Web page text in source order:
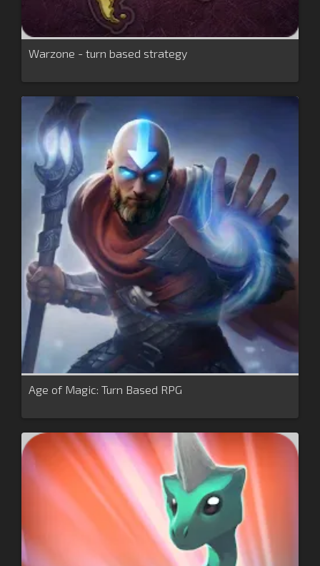
Warzone - turn based strategy
Age of Magic: Turn Based RPG